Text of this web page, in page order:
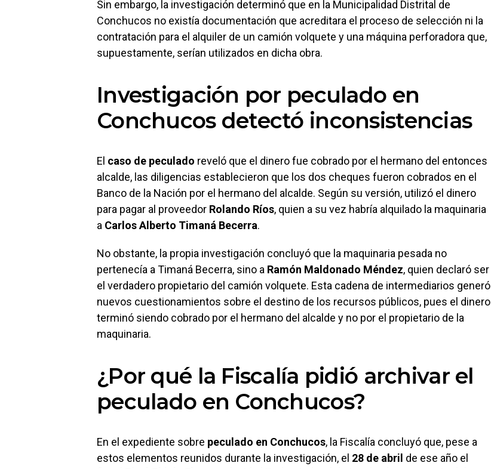
Sin embargo, la investigación determinó que en la Municipalidad Distrital de
Conchucos no existía documentación que acreditara el proceso de selección ni la
contratación para el alquiler de un camión volquete y una máquina perforadora que,
supuestamente, serían utilizados en dicha obra.
Investigación por peculado en
Conchucos detectó inconsistencias
El caso de peculado reveló que el dinero fue cobrado por el hermano del entonces
alcalde, las diligencias establecieron que los dos cheques fueron cobrados en el
Banco de la Nación por el hermano del alcalde. Según su versión, utilizó el dinero
para pagar al proveedor Rolando Ríos, quien a su vez habría alquilado la maquinaria
a Carlos Alberto Timaná Becerra.
No obstante, la propia investigación concluyó que la maquinaria pesada no
pertenecía a Timaná Becerra, sino a Ramón Maldonado Méndez, quien declaró ser
el verdadero propietario del camión volquete. Esta cadena de intermediarios generó
nuevos cuestionamientos sobre el destino de los recursos públicos, pues el dinero
terminó siendo cobrado por el hermano del alcalde y no por el propietario de la
maquinaria.
¿Por qué la Fiscalía pidió archivar el
peculado en Conchucos?
En el expediente sobre peculado en Conchucos, la Fiscalía concluyó que, pese a
estos elementos reunidos durante la investigación, el 28 de abril de ese año el